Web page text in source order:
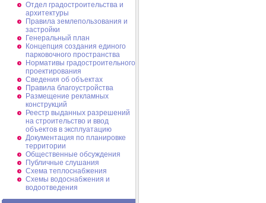
Отдел градостроительства и
архитектуры
Правила землепользования и
застройки
Генеральный план
Концепция создания единого
парковочного пространства
Нормативы градостроительного
проектирования
Сведения об объектах
Правила благоустройства
Размещение рекламных
конструкций
Реестр выданных разрешений
на строительство и ввод
объектов в эксплуатацию
Документация по планировке
территории
Общественные обсуждения
Публичные слушания
Схема теплоснабжения
Схемы водоснабжения и
водоотведения